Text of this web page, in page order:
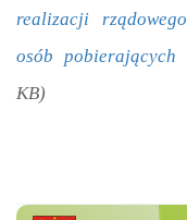
realizacji
osób pobierających
KB)